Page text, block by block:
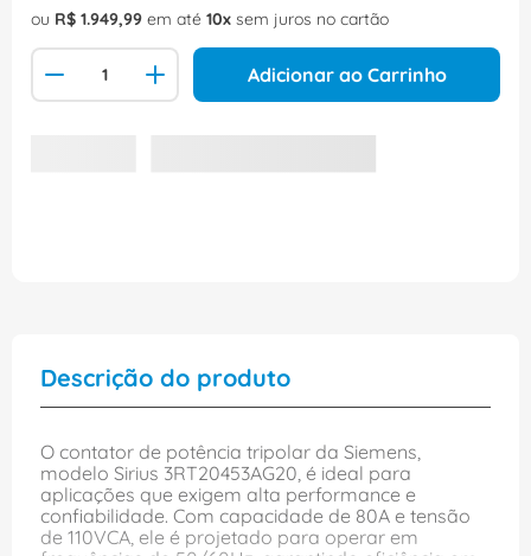
ou R$ 1.949,99 em até 10 sem juros no cartão
Adicionar ao Carrinho
Descrição do produto
O contator de potência tripolar da Siemens,
modelo Sirius 3RT20453AG20, é ideal para
aplicações que exigem alta performance e
confiabilidade. Com capacidade de 80A e tensão
de 110VCA, ele é projetado para operar em